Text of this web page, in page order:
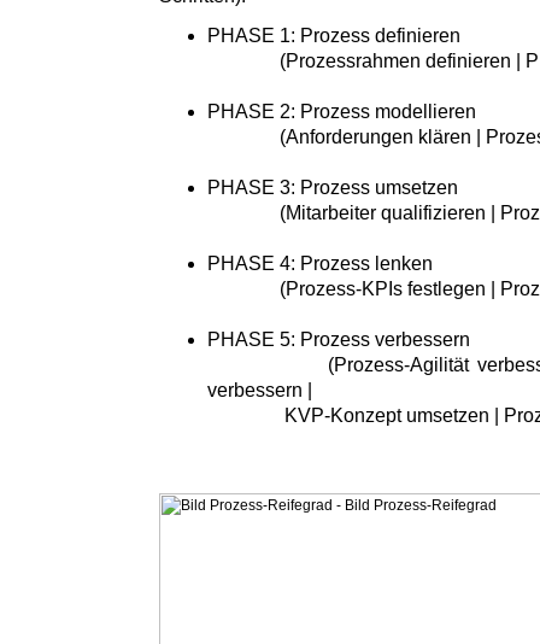
PHASE 1: Prozess definieren
(Prozessrahmen definieren |
PHASE 2: Prozess modellieren
(Anforderungen klären |
PHASE 3: Prozess umsetzen
(Mitarbeiter qualifizieren |
PHASE 4: Prozess lenken
(Prozess-KPIs festlegen |
PHASE 5: Prozess verbessern
(Prozess-Agilität verbessern
verbessern |
KVP-Konzept umsetzen |